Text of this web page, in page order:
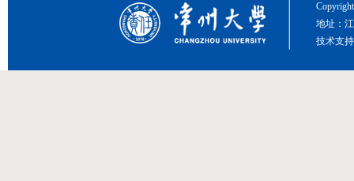
地址：
技术支